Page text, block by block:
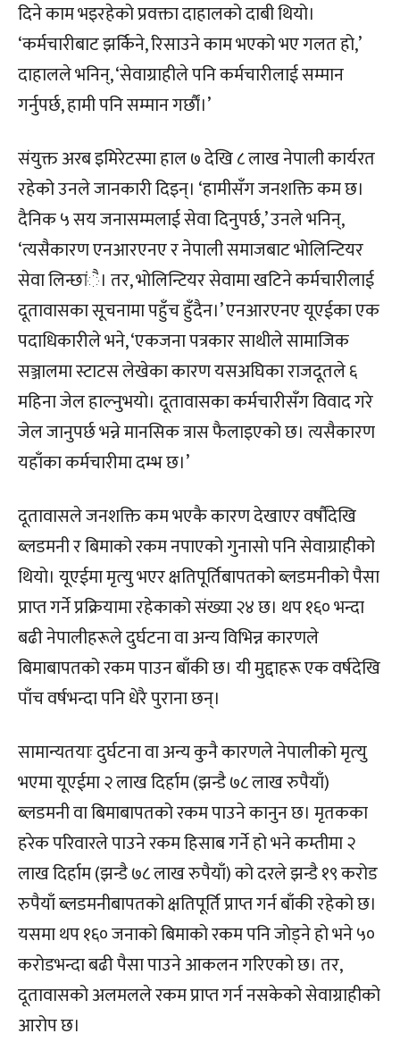
दिने काम भइरहेको प्रवक्ता दाहालको दाबी थियो।
‘कर्मचारीबाट झर्किने, रिसाउने काम भएको भए गलत हो,’
दाहालले भनिन्, ‘सेवाग्राहीले पनि कर्मचारीलाई सम्मान
गर्नुपर्छ, हामी पनि सम्मान गर्छाैं।’
संयुक्त अरब इमिरेटस्मा हाल ७ देखि ८ लाख नेपाली कार्यरत
रहेको उनले जानकारी दिइन्। ‘हामीसँग जनशक्ति कम छ।
दैनिक ५ सय जनासम्मलाई सेवा दिनुपर्छ,’ उनले भनिन्,
‘त्यसैकारण एनआरएनए र नेपाली समाजबाट भोलिन्टियर
सेवा लिन्छांै। तर, भोलिन्टियर सेवामा खटिने कर्मचारीलाई
दूतावासका सूचनामा पहुँच हुँदैन।’ एनआरएनए यूएईका एक
पदाधिकारीले भने, ‘एकजना पत्रकार साथीले सामाजिक
सञ्जालमा स्टाटस लेखेका कारण यसअघिका राजदूतले ६
महिना जेल हाल्नुभयो। दूतावासका कर्मचारीसँग विवाद गरे
जेल जानुपर्छ भन्ने मानसिक त्रास फैलाइएको छ। त्यसैकारण
यहाँका कर्मचारीमा दम्भ छ।’
दूतावासले जनशक्ति कम भएकै कारण देखाएर वर्षौंदेखि
ब्लडमनी र बिमाको रकम नपाएको गुनासो पनि सेवाग्राहीको
थियो। यूएईमा मृत्‍यु भएर क्षतिपूर्तिबापतको ब्लडमनीको पैसा
प्राप्त गर्ने प्रक्रियामा रहेकाको संख्या २४ छ। थप १६० भन्दा
बढी नेपालीहरूले दुर्घटना वा अन्य विभिन्न कारणले
बिमाबापतको रकम पाउन बाँकी छ। यी मुद्दाहरू एक वर्षदेखि
पाँच वर्षभन्दा पनि धेरै पुराना छन्।
सामान्यतयाः दुर्घटना वा अन्य कुनै कारणले नेपालीको मृत्‍यु
भएमा यूएईमा २ लाख दिर्हाम (झन्डै ७८ लाख रुपैयाँ)
ब्लडमनी वा बिमाबापतको रकम पाउने कानुन छ। मृतकका
हरेक परिवारले पाउने रकम हिसाब गर्ने हो भने कम्तीमा २
लाख दिर्हाम (झन्डै ७८ लाख रुपैयाँ) को दरले झन्डै १९ करोड
रुपैयाँ ब्लडमनीबापतको क्षतिपूर्ति प्राप्त गर्न बाँकी रहेको छ।
यसमा थप १६० जनाको बिमाको रकम पनि जोड्ने हो भने ५०
करोडभन्दा बढी पैसा पाउने आकलन गरिएको छ। तर,
दूतावासको अलमलले रकम प्राप्त गर्न नसकेको सेवाग्राहीको
आरोप छ।